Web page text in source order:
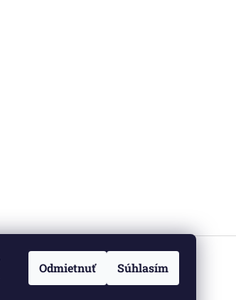
Odmietnuť Súhlasím